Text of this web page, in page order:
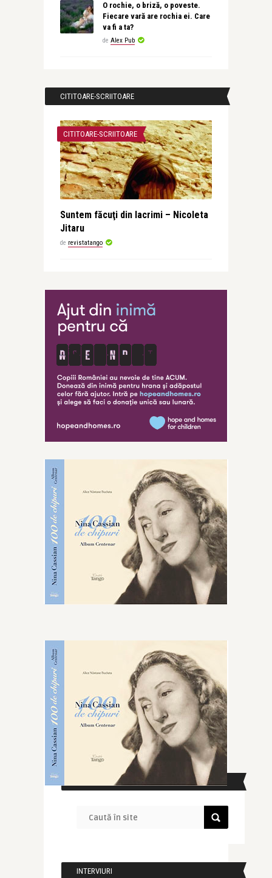
O rochie, o briză, o poveste.
Fiecare vară are rochia ei. Care
va fi a ta?
de Alex Pub
CITITOARE-SCRIITOARE
CITITOARE-SCRIITOARE
Suntem făcuţi din lacrimi – Nicoleta
Jitaru
de revistatango
CAUTĂ ÎN SITE
INTERVIURI